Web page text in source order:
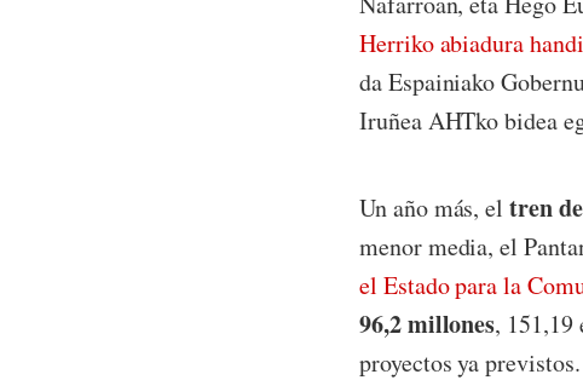
Herriko abiadura
da Espainiako
Iruñea AHTko bidea
Un año más, eltren
menor media, el
el Estado para la
96,2 millones, 151,19
proyectos ya previstos.